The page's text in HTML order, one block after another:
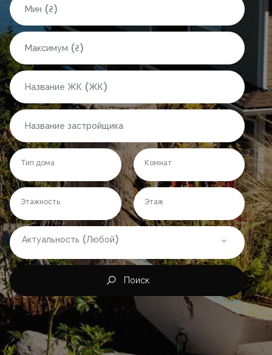
Тип дома Комнат
Этажность Этаж
Актуальность (Любой)
Поиск